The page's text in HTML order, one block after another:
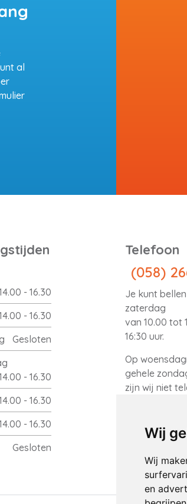
Wij
Wij
en
al
- 16.30
- 16.30
Gesloten
- 16.30
- 16.30
- 16.30
Gesloten
Telefoon
(058)
Je kunt
zaterdag
van 10.00 tot
16:30 uur.
Op
gehele
zijn wij niet